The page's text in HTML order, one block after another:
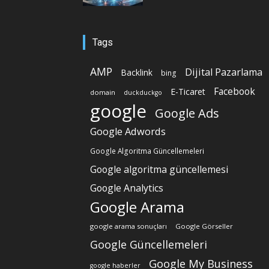
Tags
AMP Backlink bing Dijital Pazarlama
domain duckduckgo E-Ticaret Facebook
google Google Ads
Google Adwords
Google Algoritma Güncellemeleri
Google algoritma güncellemesi
Google Analytics
Google Arama
google arama sonuçları Google Görseller
Google Güncellemeleri
google haberler Google My Business